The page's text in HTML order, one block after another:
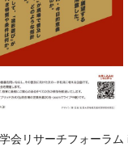
会リサーチフォーラム